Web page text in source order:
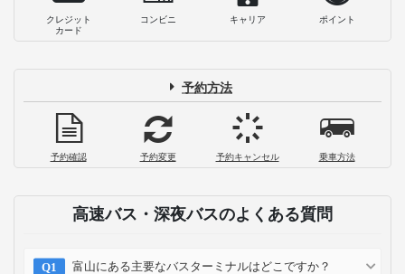
クレジット
カード
コンビニ キャリア ポイント
予約方法
予約確認 予約変更 予約キャンセル 乗車方法
高速バス・深夜バスのよくある質問
富山にある主要なバスターミナルはどこですか？